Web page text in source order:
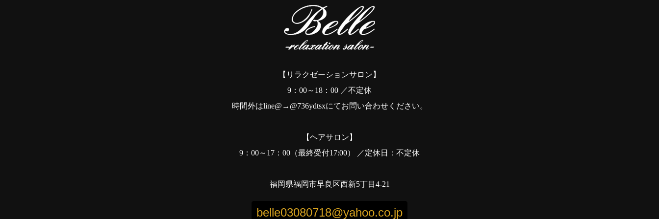
【リラクゼーションサロン】
9：00～18：00 ／不定休
時間外はline@→@736ydtsxにてお問い合わせください。
【ヘアサロン】
9：00～17：00（最終受付17:00） ／定休日：不定休
福岡県福岡市早良区西新5丁目4-21
belle03080718@yahoo.co.jp